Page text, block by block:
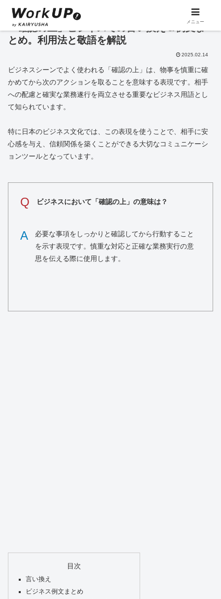
「確認の上」ビジネスでの言い換え＆例文ま
とめ。利用法と敬語を解説
2025.02.14
ビジネスシーンでよく使われる「確認の上」は、物事を慎重に確
かめてから次のアクションを取ることを意味する表現です。相手
への配慮と確実な業務遂行を両立させる重要なビジネス用語とし
て知られています。
特に日本のビジネス文化では、この表現を使うことで、相手に安
心感を与え、信頼関係を築くことができる大切なコミュニケーシ
ョンツールとなっています。
Q ビジネスにおいて「確認の上」の意味は？
A
必要な事項をしっかりと確認してから行動すること
を示す表現です。慎重な対応と正確な業務実行の意
思を伝える際に使用します。
目次
言い換え
ビジネス例文まとめ
メニュー